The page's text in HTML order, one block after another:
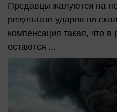
Продавцы жалуются на
результате ударов по
компенсация такая, что в
остаются ...